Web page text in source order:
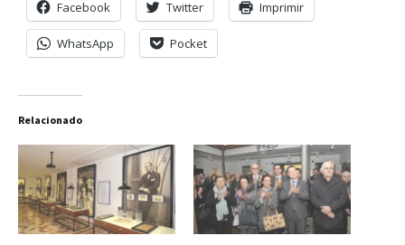
Facebook Twitter Imprimir
WhatsApp Pocket
Relacionado